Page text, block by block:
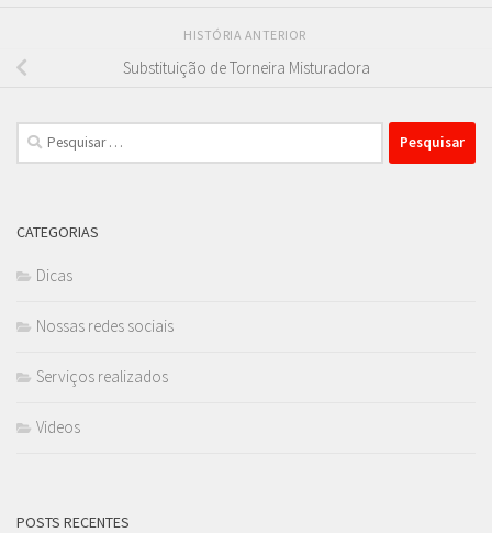
HISTÓRIA ANTERIOR
Substituição de Torneira Misturadora
Pesquisar
por:
CATEGORIAS
Dicas
Nossas redes sociais
Serviços realizados
Videos
POSTS RECENTES